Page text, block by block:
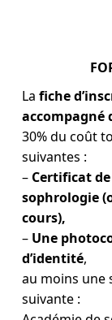
La fiche
accompagné
30% du coût
suivantes :
– Certificat
sophrologie
cours),
– Une
d’identité,
au moins une
suivante :